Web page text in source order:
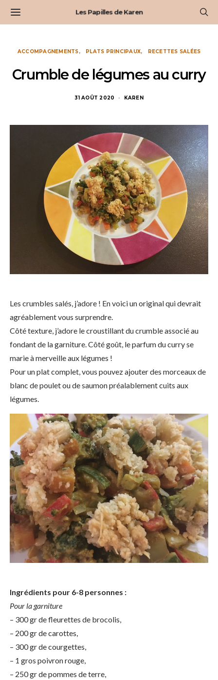
Les Papilles de Karen
ACCOMPAGNEMENTS PLATS PRINCIPAUX RECETTES SALÉES
Crumble de légumes au curry
31 AOÛT 2020 KAREN
Les crumbles salés, j’adore ! En voici un original qui devrait
agréablement vous surprendre.
Côté texture, j’adore le croustillant du crumble associé au
fondant de la garniture. Côté goût, le parfum du curry se
marie à merveille aux légumes !
Pour un plat complet, vous pouvez ajouter des morceaux de
blanc de poulet ou de saumon préalablement cuits aux
légumes.
Ingrédients pour 6-8 personnes :
Pour la garniture
– 300 gr de fleurettes de brocolis,
– 200 gr de carottes,
– 300 gr de courgettes,
– 1 gros poivron rouge,
– 250 gr de pommes de terre,